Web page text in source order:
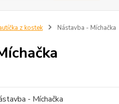
z kostek Nástavba - Míchačka